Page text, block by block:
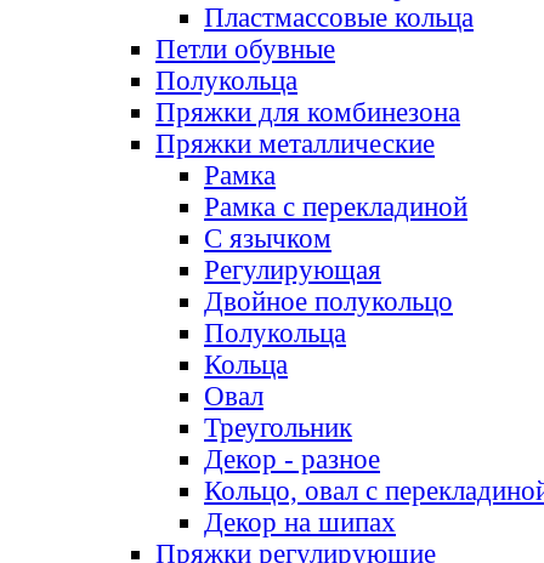
Пластмассовые кольца
Петли обувные
Полукольца
Пряжки для комбинезона
Пряжки металлические
Рамка
Рамка с перекладиной
С язычком
Регулирующая
Двойное полукольцо
Полукольца
Кольца
Овал
Треугольник
Декор - разное
Кольцо, овал с
Декор на шипах
Пряжки регулирующие